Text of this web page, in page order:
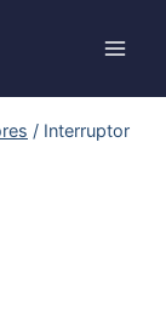
/ Interruptor